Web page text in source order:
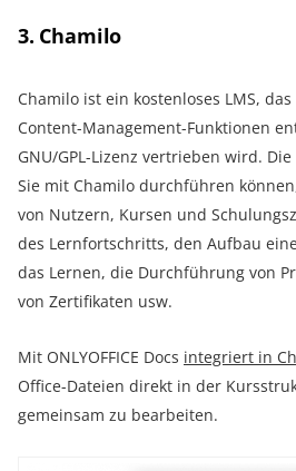
3. Chamilo
Chamilo ist ein kostenloses LMS,
Content-Management-Funktionen
GNU/GPL-Lizenz vertrieben wird.
Sie mit Chamilo durchführen
von Nutzern, Kursen und
des Lernfortschritts, den Aufbau
das Lernen, die Durchführung von
von Zertifikaten usw.
Mit ONLYOFFICE Docs integriert in
Office-Dateien direkt in der
gemeinsam zu bearbeiten.